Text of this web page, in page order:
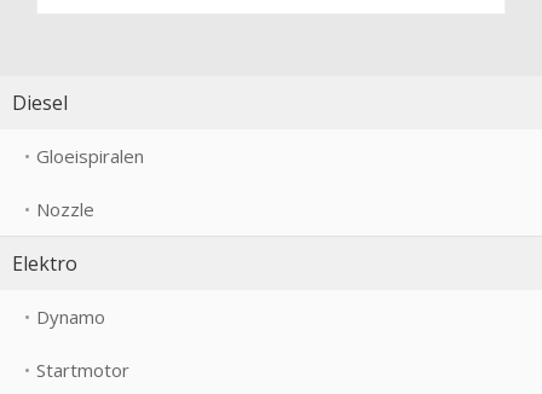
Diesel
Gloeispiralen
Nozzle
Elektro
Dynamo
Startmotor